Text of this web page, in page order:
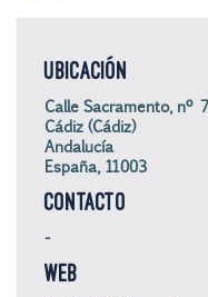
UBICACIÓN
Calle Sacramento, nº
Cádiz (Cádiz)
Andalucía
España, 11003
CONTACTO
-
WEB